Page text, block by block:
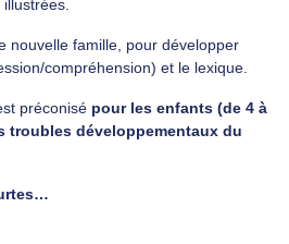
nouvelle famille, pour développer
compréhension) et le lexique.
préconisé pour les enfants (de 4 à
troubles développementaux du